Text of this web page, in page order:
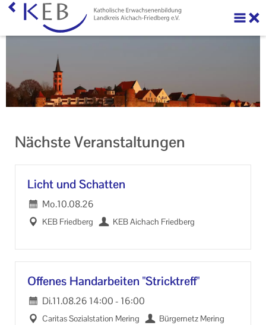
Nächste Veranstaltungen
Licht und Schat­ten
Mo.10.08.26
KEB Fried­berg KEB Aichach Fried­berg
Of­fe­nes Hand­ar­bei­ten "Strick­treff"
Di.11.08.26 14:00- 16:00
Ca­ri­tas So­zi­al­sta­ti­on Me­ring Bür­ger­netz Me­ring
Ihre Förderung beantragen
Veranstaltungen
Neuigkeiten
Ihr Kontakt zu uns
Impressum
Datenschutzerklärung